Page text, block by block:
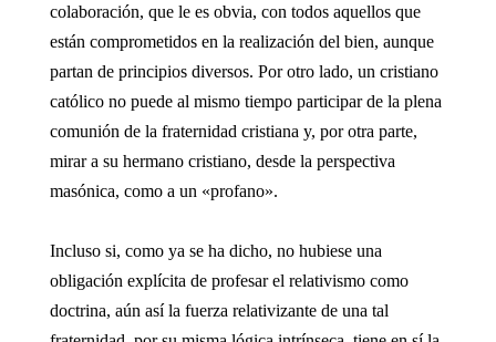
colaboración, que le es obvia, con todos aquellos que
están comprometidos en la realización del bien, aunque
partan de principios diversos. Por otro lado, un cristiano
católico no puede al mismo tiempo participar de la plena
comunión de la fraternidad cristiana y, por otra parte,
mirar a su hermano cristiano, desde la perspectiva
masónica, como a un «profano».
Incluso si, como ya se ha dicho, no hubiese una
obligación explícita de profesar el relativismo como
doctrina, aún así la fuerza relativizante de una tal